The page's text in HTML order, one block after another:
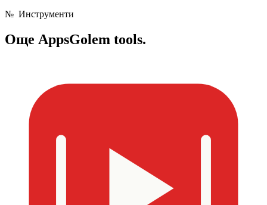
№ Инструменти
Още AppsGolem tools.